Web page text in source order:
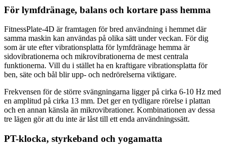
För lymfdränage, balans och kortare pass hemma
FitnessPlate-4D är framtagen för bred användning i hemmet där
samma maskin kan användas på olika sätt under veckan. För dig
som är ute efter vibrationsplatta för lymfdränage hemma är
sidovibrationerna och mikrovibrationerna de mest centrala
funktionerna. Vill du i stället ha en kraftigare vibrationsplatta för
ben, säte och bål blir upp- och nedrörelserna viktigare.
Frekvensen för de större svängningarna ligger på cirka 6-10 Hz med
en amplitud på cirka 13 mm. Det ger en tydligare rörelse i plattan
och en annan känsla än mikrovibrationer. Kombinationen av dessa
tre lägen gör att du inte är låst till ett enda användningssätt.
PT-klocka, styrkeband och yogamatta